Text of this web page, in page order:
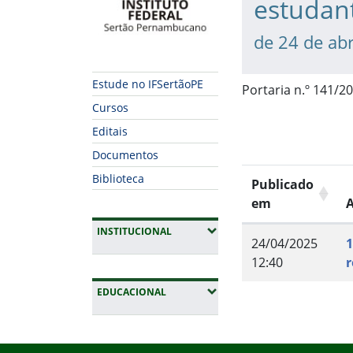
Estude no IFSertãoPE
Cursos
Editais
Documentos
Biblioteca
INSTITUCIONAL(EXPANDIR SUBMENUS)
EDUCACIONAL(EXPANDIR SUBMENUS)
de 24 de
Portaria n.º 141/
Publicado
em
24/04/2025
12:40